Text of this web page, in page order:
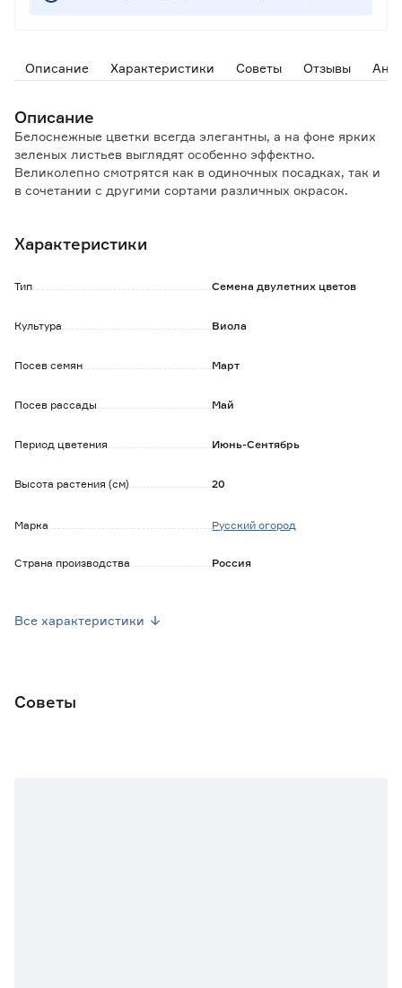
Описание Характеристики Советы Отзывы
Описание
Белоснежные цветки всегда элегантны, а на фоне ярких
зеленых листьев выглядят особенно эффектно.
Великолепно смотрятся как в одиночных посадках, так и
в сочетании с другими сортами различных окрасок.
Посев на рассаду или непосредственно в грунт. Глубина
При оптимальной температуре проращивания +16-18°С
Характеристики
Тип Семена двулетних цветов
Культура Виола
Посев семян Март
Посев рассады Май
Период цветения Июнь-Сентябрь
Высота растения (см) 20
Марка Русский огород
Страна производства Россия
Все характеристики
Советы